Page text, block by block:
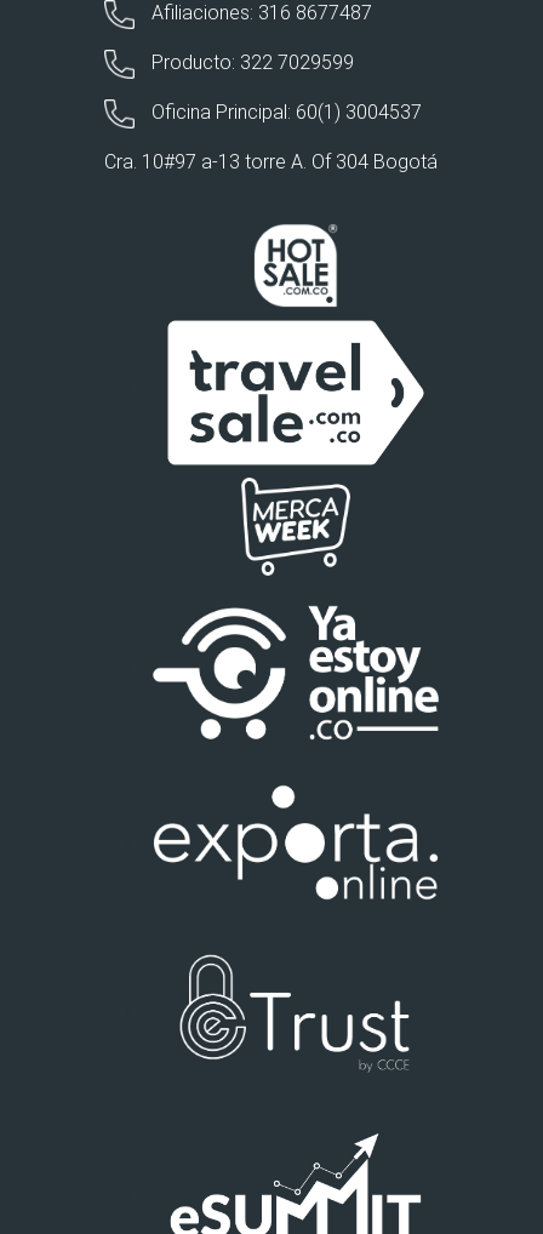
Afiliaciones: 316 8677487
Producto: 322 7029599
Oficina Principal: 60(1) 3004537
Cra. 10#97 a-13 torre A. Of 304 Bogotá